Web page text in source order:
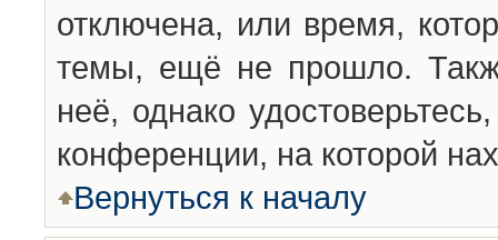
отключена, или время,
темы, ещё не прошло.
неё, однако
конференции, на которой
Вернуться к началу